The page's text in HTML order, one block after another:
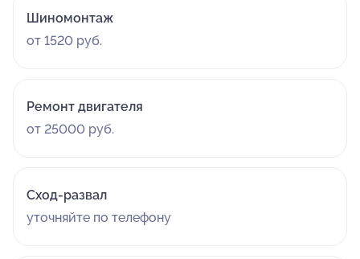
Шиномонтаж
от 1520 руб.
Ремонт двигателя
от 25000 руб.
Сход-развал
уточняйте по телефону